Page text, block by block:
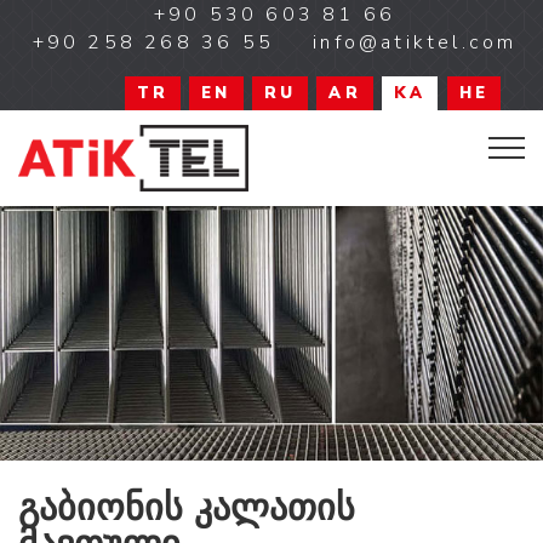
+90 530 603 81 66
+90 258 268 36 55
info@atiktel.com
TR EN RU AR KA HE
გაბიონის კალათის